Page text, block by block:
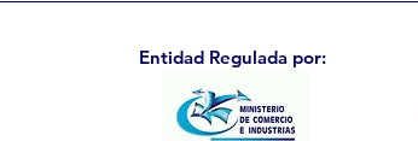
Entidad Regulada por: